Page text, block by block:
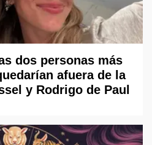
dos personas más
afuera de la
y Rodrigo de Paul